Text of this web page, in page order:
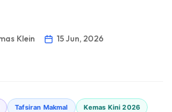
Klein
15 Jun, 2026
Tafsiran Makmal Kemas Kini 2026